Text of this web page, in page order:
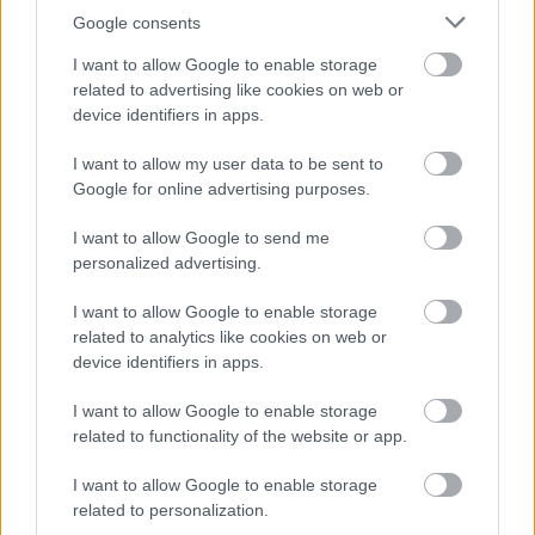
Google consents
I want to allow Google to enable storage
related to advertising like cookies on web or
device identifiers in apps.
I want to allow my user data to be sent to
Google for online advertising purposes.
I want to allow Google to send me
personalized advertising.
I want to allow Google to enable storage
related to analytics like cookies on web or
device identifiers in apps.
I want to allow Google to enable storage
related to functionality of the website or app.
I want to allow Google to enable storage
related to personalization.
vendégünk lesz többek között
Marozsán Erika, aki szólólemezét mutatja be, illetve
Rutkai Boriés aSpecko Jednozenekar.
Trafik -
Tranzitív-
Fikció
Színház
Az elmúlt évekhez hasonlóan idén is megjelenik az
Ex-stasis, a fesztivál ingyenes lapja. A Rádió Mi 89.9 -
pedig - a tavalyi évhez hasonlóan -THEALTER
Rádiónéven újra saját műsorsávot kap fesztiválunk,
szegediek követhetnek figyelemmel